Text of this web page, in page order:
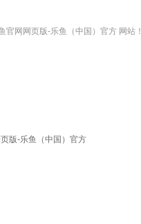
网网页版-乐鱼（中国）官方 网站！